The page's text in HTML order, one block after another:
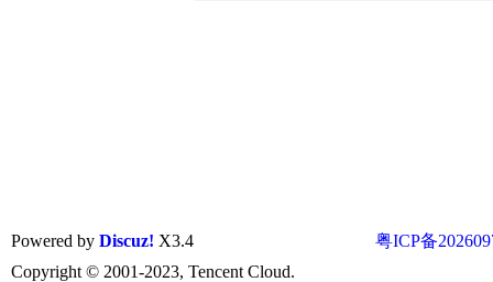
粤ICP备
Powered by Discuz! X3.4
Copyright © 2001-2023, Tencent Cloud.